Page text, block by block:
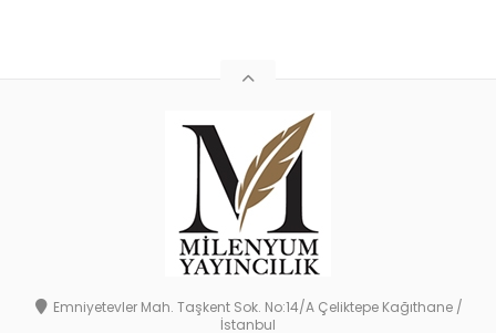
Emniyetevler Mah. Taşkent Sok. No:14/A Çeliktepe Kağıthane /
İstanbul